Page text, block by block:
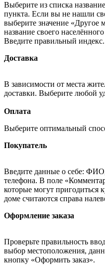
Выберите из списка
пункта. Если вы не нашли
выберите значение
название своего
Введите правильный индекс.
Доставка
В зависимости от места
доставки. Выберите любой
Оплата
Выберите оптимальный
Покупатель
Введите данные о себе:
телефона. В поле
которые могут пригодиться
доме считаются справа
Оформление заказа
Проверьте правильность
выбор местоположения,
кнопку «Оформить заказ».